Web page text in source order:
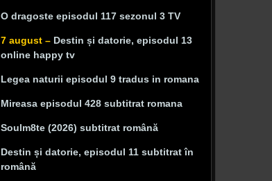
O dragoste episodul 117 sezonul 3 TV
7 august – Destin și datorie, episodul 13
online happy tv
Legea naturii episodul 9 tradus in romana
Mireasa episodul 428 subtitrat romana
Soulm8te (2026) subtitrat română
Destin și datorie, episodul 11 subtitrat în
română